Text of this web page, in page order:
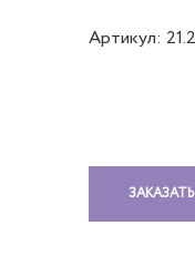
Артикул:
ЗАКАЗАТЬ